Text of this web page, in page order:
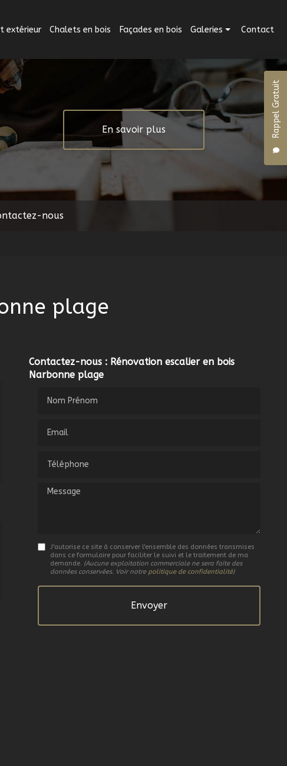
Rappel Gratuit
extérieur Chalets en bois Façades en bois Galeries
Aménagement intérieur
Aménagement extérieur
Chalets en bois
Façades en bois
Contact
En savoir plus
nous
plage
Contactez-nous : Rénovation escalier en bois
Narbonne plage
Message
J'autorise ce site à conserver l'ensemble des données transmises
dans ce formulaire pour faciliter le suivi et le traitement de ma
demande. (Aucune exploitation commerciale ne sera faite des
données conservées. Voir notre politique de confidentialité)